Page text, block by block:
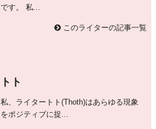
です。 私...
このライターの記事一覧
トト
私、ライタートト(Thoth)はあらゆる現象
をポジティブに捉...